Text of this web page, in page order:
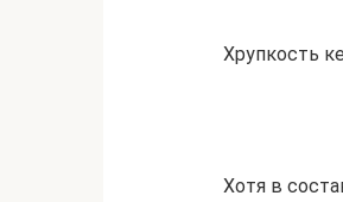
Хрупкость
Хотя в